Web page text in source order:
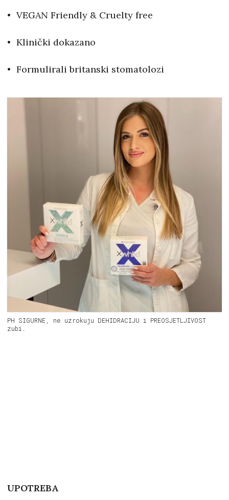
VEGAN Friendly & Cruelty free
Klinički dokazano
Formulirali britanski stomatolozi
PH SIGURNE, ne uzrokuju DEHIDRACIJU i PREOSJETLJIVOST
zubi.
UPOTREBA